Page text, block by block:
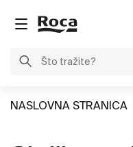
NASLOVNA STRANICA